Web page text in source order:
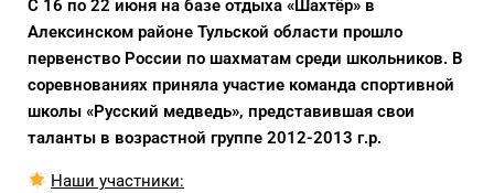
С 16 по 22 июня на базе отдыха «Шахтёр» в
Алексинском районе Тульской области прошло
первенство России по шахматам среди школьников. В
соревнованиях приняла участие команда спортивной
школы «Русский медведь», представившая свои
таланты в возрастной группе 2012-2013 г.р.
Наши участники: